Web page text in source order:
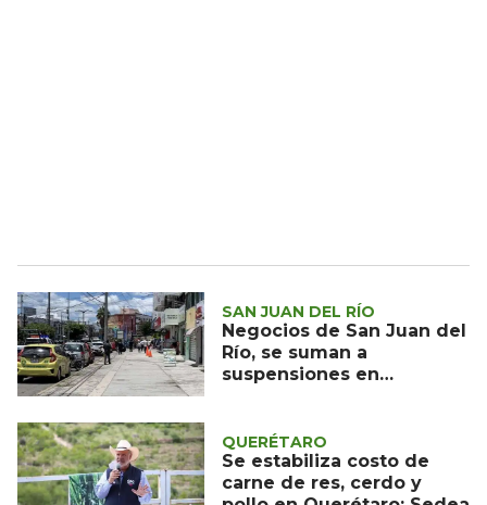
SAN JUAN DEL RÍO
Negocios de San Juan del
Río, se suman a
suspensiones en
QUERÉTARO
Se estabiliza costo de
carne de res, cerdo y